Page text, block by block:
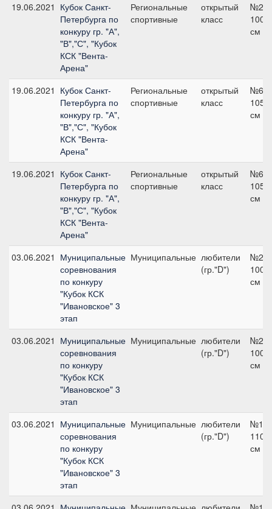
19.06.2021 Кубок Санкт-
Петербурга по
конкуру гр. "А",
"В","С", "Кубок
КСК "Вента-
Арена"
Региональные
спортивные
открытый
класс
100
см
19.06.2021 Кубок Санкт-
Петербурга по
конкуру гр. "А",
"В","С", "Кубок
КСК "Вента-
Арена"
Региональные
спортивные
открытый
класс
105
см
19.06.2021 Кубок Санкт-
Петербурга по
конкуру гр. "А",
"В","С", "Кубок
КСК "Вента-
Арена"
Региональные
спортивные
открытый
класс
105
см
03.06.2021 Муниципальные
соревнования
по конкуру
"Кубок КСК
"Ивановское" 3
этап
Муниципальные любители
(гр."D")
№2,
100
см
03.06.2021 Муниципальные
соревнования
по конкуру
"Кубок КСК
"Ивановское" 3
этап
Муниципальные любители
(гр."D")
№2,
100
см
03.06.2021 Муниципальные
соревнования
по конкуру
"Кубок КСК
"Ивановское" 3
этап
Муниципальные любители
(гр."D")
№12,
110
см